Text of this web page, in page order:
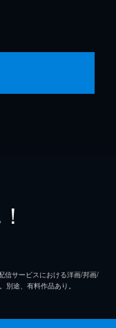
！
信サービスにおける洋画/邦画/
途、有料作品あり。